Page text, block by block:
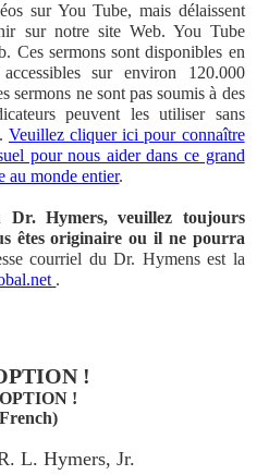
sur You Tube, mais délaissent
sur notre site Web. You Tube
Ces sermons sont disponibles en
sur environ 120.000
sermons ne sont pas soumis à des
peuvent les utiliser sans
Veuillez cliquer ici pour connaître
pour nous aider dans ce grand
au monde entier.
Dr. Hymers, veuillez toujours
êtes originaire ou il ne pourra
courriel du Dr. Hymens est la
.
!
!
L. Hymers, Jr.